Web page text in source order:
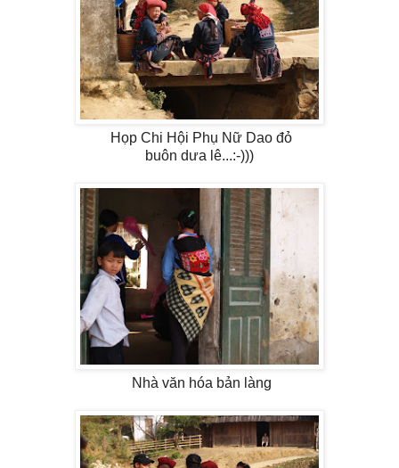
Họp Chi Hội Phụ Nữ Dao đỏ
buôn dưa lê...:-)))
Nhà văn hóa bản làng